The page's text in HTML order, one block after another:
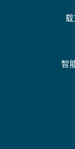
智